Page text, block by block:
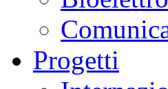
Progetti